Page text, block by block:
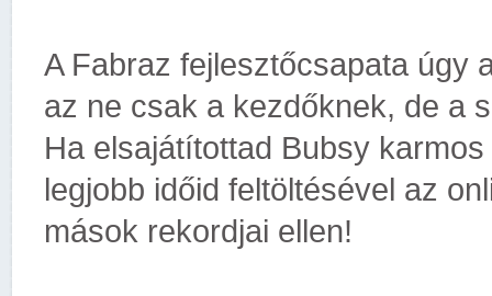
A Fabraz fejlesztőcsapata úgy
az ne csak a kezdőknek, de a
Ha elsajátítottad Bubsy
legjobb időid feltöltésével az
mások rekordjai ellen!